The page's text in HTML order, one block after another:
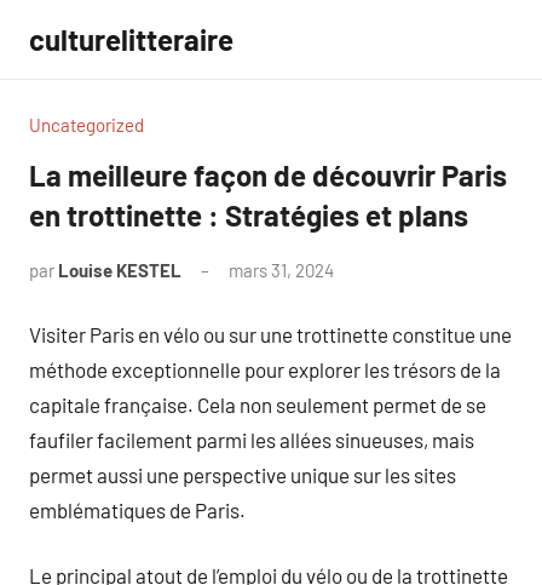
contenu
culturelitteraire
Uncategorized
La meilleure façon de découvrir Paris
en trottinette : Stratégies et plans
par Louise KESTEL mars 31, 2024
Visiter Paris en vélo ou sur une trottinette constitue une
méthode exceptionnelle pour explorer les trésors de la
capitale française. Cela non seulement permet de se
faufiler facilement parmi les allées sinueuses, mais
permet aussi une perspective unique sur les sites
emblématiques de Paris.
Le principal atout de l’emploi du vélo ou de la trottinette